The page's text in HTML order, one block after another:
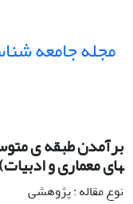
مجله جامعه
های معماری و ادبیات)
نوع مقاله : پژوهشی